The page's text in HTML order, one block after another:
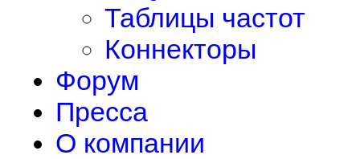
Таблицы частот
Коннекторы
Форум
Пресса
О компании